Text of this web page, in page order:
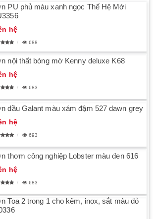
PU phủ màu xanh ngọc Thế Hệ Mới
hệ
688
nội thất bóng mờ Kenny deluxe K68
hệ
683
dầu Galant màu xám đậm 527 dawn grey
hệ
693
thơm công nghiệp Lobster màu đen 616
hệ
683
1 cho kẽm, inox, sắt màu đỏ